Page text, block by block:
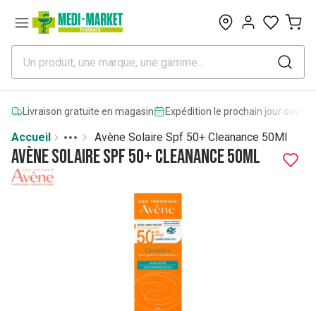
0
Livraison gratuite en magasin Expédition le prochain jour
Accueil
More
Toggle menu
Avène Solaire Spf 50+ Cleanance 50Ml
Avène Solaire Spf 50+ Cleanance 50Ml